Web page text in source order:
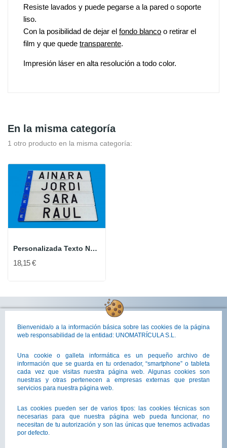
Bienvenida/o a la información básica sobre las cookies de la página
web responsabilidad de la entidad: UNOMATRÍCULA S.L.
Una cookie o galleta informática es un pequeño archivo de
información que se guarda en tu ordenador, “smartphone” o tableta
cada vez que visitas nuestra página web. Algunas cookies son
nuestras y otras pertenecen a empresas externas que prestan
servicios para nuestra página web.
Las cookies pueden ser de varios tipos: las cookies técnicas son
necesarias para que nuestra página web pueda funcionar, no
necesitan de tu autorización y son las únicas que tenemos activadas
por defecto.
Resiste lavados y puede pegarse a la pared o soporte
liso.
Con la posibilidad de dejar el fondo blanco o retirar el
film y que quede transparente.
Impresión láser en alta resolución a todo color.
En la misma categoría
1 otro producto en la misma categoría:
Personalizada Texto Negro [Todos Los Tamaños]
18,15 €
Unomatrícula es la empresa líder en España
en la comercialización y fabricación de
placas de matrícula acrílicas para coche
CONTACTO
942 76 45 01